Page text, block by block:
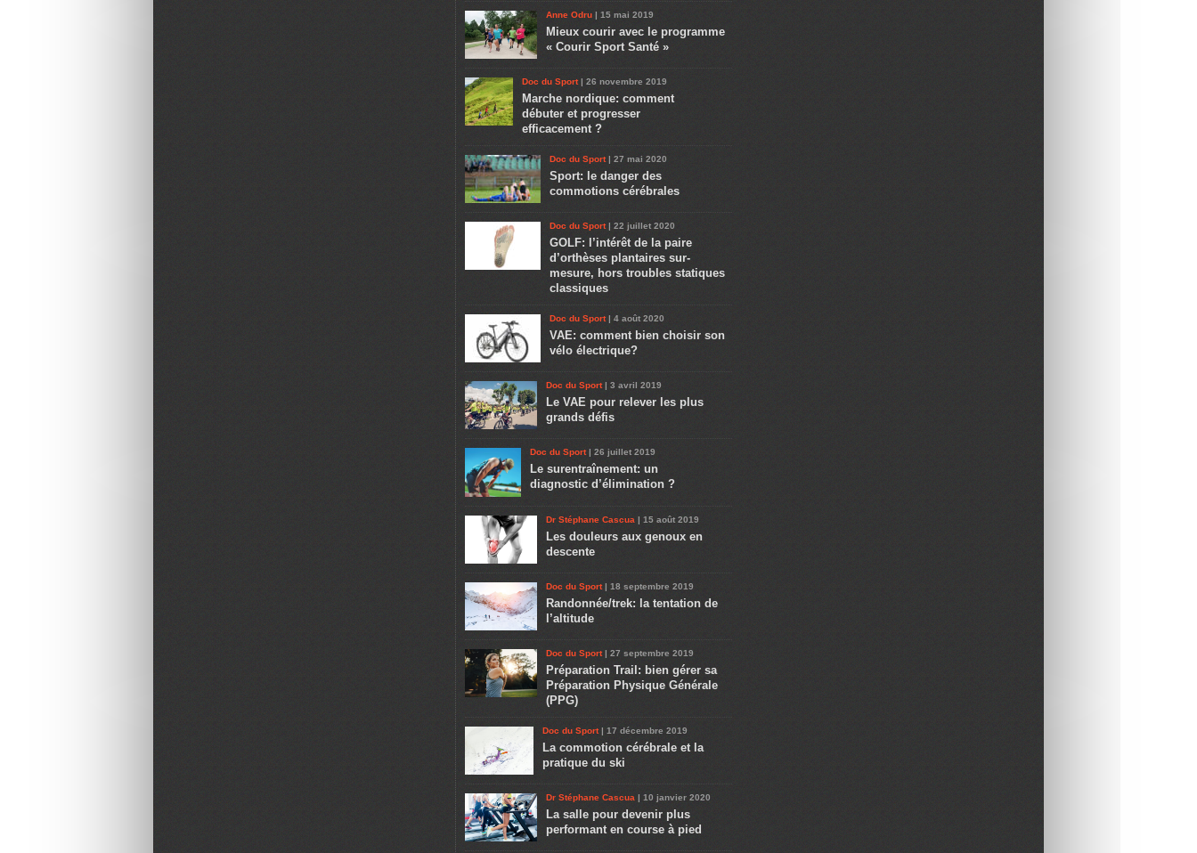
Anne Odru | 15 mai 2019
Mieux courir avec le programme
« Courir Sport Santé »
Doc du Sport| 26 novembre 2019
Marche nordique: comment
débuter et progresser
efficacement ?
Doc du Sport| 27 mai 2020
Sport: le danger des
commotions cérébrales
Doc du Sport| 22 juillet 2020
GOLF: l’intérêt de la paire
d’orthèses plantaires sur-
mesure, hors troubles statiques
classiques
Doc du Sport| 4 août 2020
VAE: comment bien choisir son
vélo électrique?
Doc du Sport| 3 avril 2019
Le VAE pour relever les plus
grands défis
Doc du Sport| 26 juillet 2019
Le surentraînement: un
diagnostic d’élimination ?
Dr Stéphane Cascua | 15 août 2019
Les douleurs aux genoux en
descente
Doc du Sport| 18 septembre 2019
Randonnée/trek: la tentation de
l’altitude
Doc du Sport| 27 septembre 2019
Préparation Trail: bien gérer sa
Préparation Physique Générale
(PPG)
Doc du Sport| 17 décembre 2019
La commotion cérébrale et la
pratique du ski
Dr Stéphane Cascua | 10 janvier 2020
La salle pour devenir plus
performant en course à pied